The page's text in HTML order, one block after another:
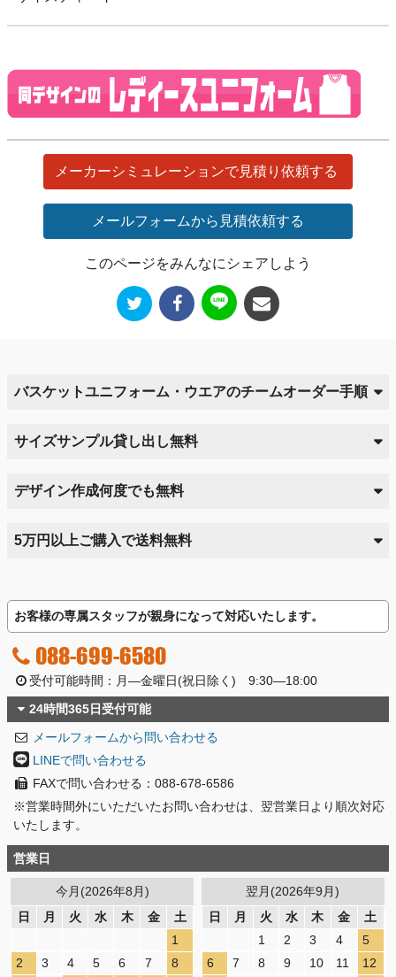
メーカーシミュレーションで見積り依頼する
メールフォームから見積依頼する
このページをみんなにシェアしよう
バスケットユニフォーム・ウエアのチームオーダー手順
サイズサンプル貸し出し無料
デザイン作成何度でも無料
5万円以上ご購入で送料無料
お客様の専属スタッフが親身になって対応いたします。
088-699-6580
受付可能時間：月―金曜日(祝日除く) 9:30―18:00
24時間365日受付可能
メールフォームから問い合わせる
LINEで問い合わせる
FAXで問い合わせる：088-678-6586
※営業時間外にいただいたお問い合わせは、翌営業日より順次対応
いたします。
営業日
今月(2026年8月)
日
月 火 水 木 金
土
1
2
3 4 5 6 7
8
翌月(2026年9月)
日
月 火 水 木 金
土
1
2 3 4
5
6
7 8 9 10 11
12